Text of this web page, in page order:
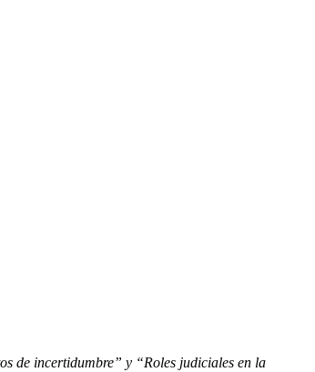
de incertidumbre” y “Roles judiciales en la